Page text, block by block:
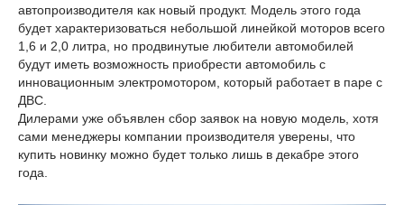
автопроизводителя как новый продукт. Модель этого года
будет характеризоваться небольшой линейкой моторов всего
1,6 и 2,0 литра, но продвинутые любители автомобилей
будут иметь возможность приобрести автомобиль с
инновационным электромотором, который работает в паре с
ДВС.
Дилерами уже объявлен сбор заявок на новую модель, хотя
сами менеджеры компании производителя уверены, что
купить новинку можно будет только лишь в декабре этого
года.